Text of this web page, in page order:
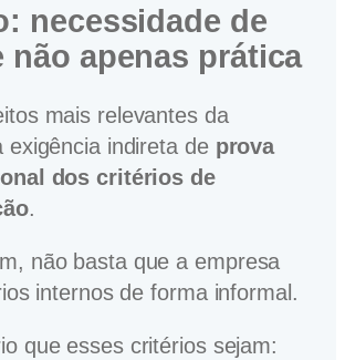
necessidade de
não apenas prática
mais relevantes da
exigência indireta de prova
dos critérios de
.
não basta que a empresa
internos de forma informal.
que esses critérios sejam: